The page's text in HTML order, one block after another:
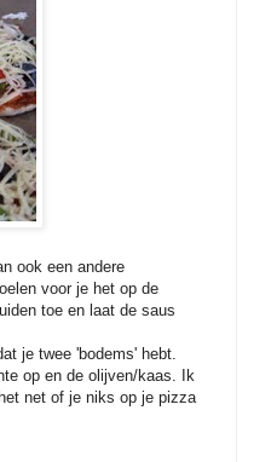
ook een andere
voor je het op de
toe en laat de saus
je twee 'bodems' hebt.
op en de olijven/kaas. Ik
net of je niks op je pizza